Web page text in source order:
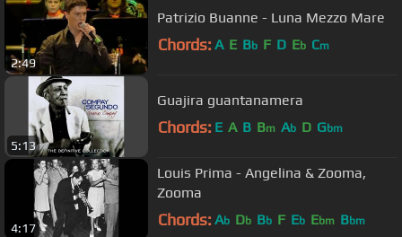
2:49
Patrizio Buanne - Luna Mezzo Mare
Chords: A E Bb F D Eb Cm
5:13
Guajira guantanamera
Chords: E A B Bm Ab D Gbm
4:17
Louis Prima - Angelina & Zooma,
Zooma
Chords: Ab Db Bb F Eb Ebm Bbm